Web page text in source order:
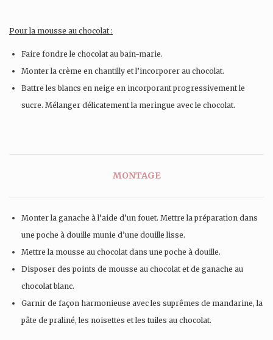
Pour la mousse au chocolat :
Faire fondre le chocolat au bain-marie.
Monter la crème en chantilly et l’incorporer au chocolat.
Battre les blancs en neige en incorporant progressivement le
sucre. Mélanger délicatement la meringue avec le chocolat.
MONTAGE
Monter la ganache à l’aide d’un fouet. Mettre la préparation dans
une poche à douille munie d’une douille lisse.
Mettre la mousse au chocolat dans une poche à douille.
Disposer des points de mousse au chocolat et de ganache au
chocolat blanc.
Garnir de façon harmonieuse avec les suprêmes de mandarine, la
pâte de praliné, les noisettes et les tuiles au chocolat.